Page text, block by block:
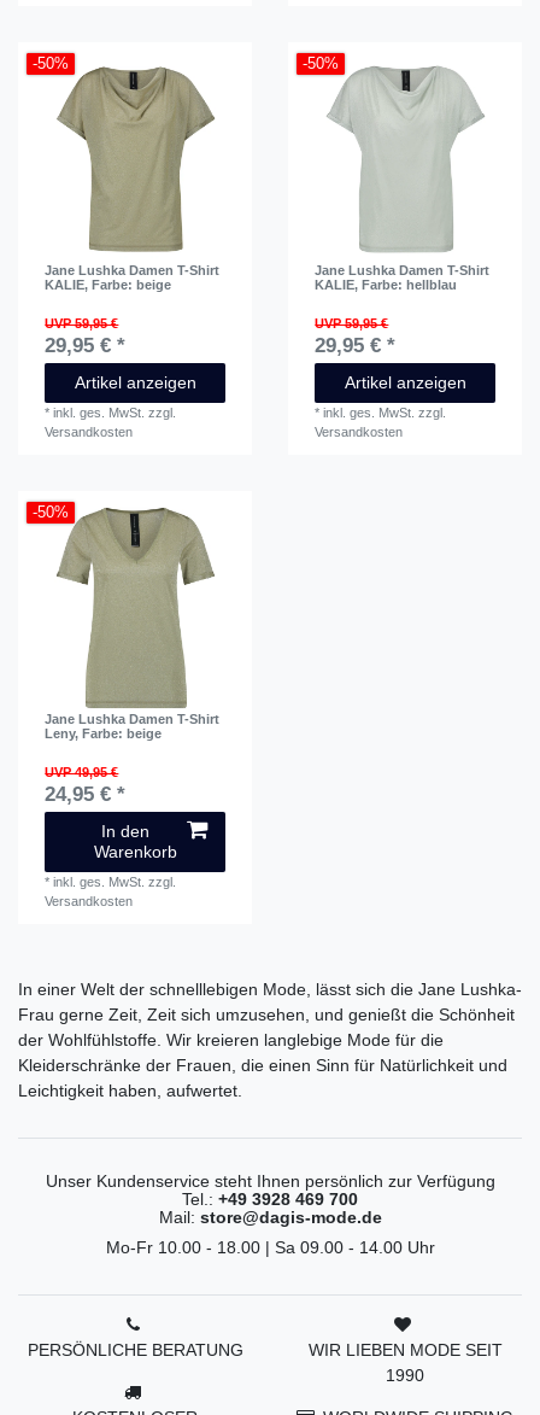
-50%
Jane Lushka Damen T-Shirt
KALIE, Farbe: beige
UVP 59,95 €
29,95 € *
Artikel anzeigen
*inkl. ges. MwSt. zzgl.
Versandkosten
-50%
Jane Lushka Damen T-Shirt
KALIE, Farbe: hellblau
UVP 59,95 €
29,95 € *
Artikel anzeigen
*inkl. ges. MwSt. zzgl.
Versandkosten
-50%
Jane Lushka Damen T-Shirt
Leny, Farbe: beige
UVP 49,95 €
24,95 € *
In den
Warenkorb
*inkl. ges. MwSt. zzgl.
Versandkosten
In einer Welt der schnelllebigen Mode, lässt sich die Jane Lushka-
Frau gerne Zeit, Zeit sich umzusehen, und genießt die Schönheit
der Wohlfühlstoffe. Wir kreieren langlebige Mode für die
Kleiderschränke der Frauen, die einen Sinn für Natürlichkeit und
Leichtigkeit haben, aufwertet.
Unser Kundenservice steht Ihnen persönlich zur Verfügung
Tel.: +49 3928 469 700
Mail: store@dagis-mode.de
Mo-Fr 10.00 - 18.00 | Sa 09.00 - 14.00 Uhr
PERSÖNLICHE BERATUNG
WIR LIEBEN MODE SEIT
1990